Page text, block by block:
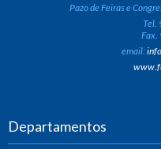
Pazo de Feiras e
Tel.
email:
Departamentos